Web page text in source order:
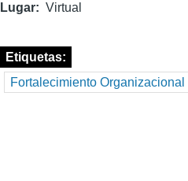
Lugar Virtual
Etiquetas
Fortalecimiento Organizacional